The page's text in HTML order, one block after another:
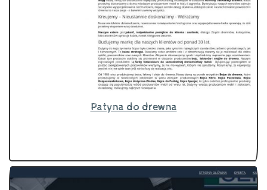
Patyna do drewna